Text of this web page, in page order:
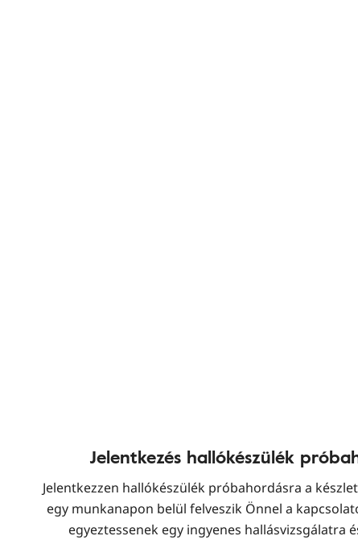
Jelentkezés hallókészülék
Jelentkezzen hallókészülék próbahordásra a
egy munkanapon belül felveszik Önnel a
egyeztessenek egy ingyenes hallásvizsgálatra